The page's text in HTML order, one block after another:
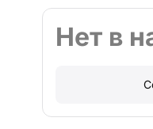
Нет в